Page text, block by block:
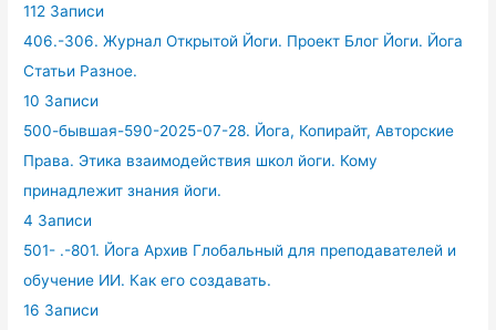
112 Записи
406.-306. Журнал Открытой Йоги. Проект Блог Йоги. Йога
Статьи Разное.
10 Записи
500-бывшая-590-2025-07-28. Йога, Копирайт, Авторские
Права. Этика взаимодействия школ йоги. Кому
принадлежит знания йоги.
4 Записи
501- .-801. Йога Архив Глобальный для преподавателей и
обучение ИИ. Как его создавать.
16 Записи